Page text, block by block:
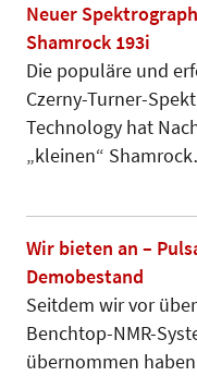
Neuer
Shamrock 193i
Die populäre und
Czerny-Turner-
Technology hat
„kleinen“
Wir bieten an –
Demobestand
Seitdem wir vor
Benchtop-NMR-
übernommen